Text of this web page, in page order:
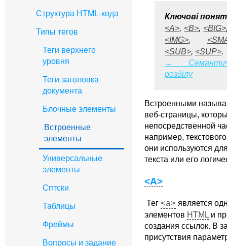
Структура HTML-кода
Типы тегов
Теги верхнего
уровня
Теги заголовка
документа
Блочные элементы
Встроенные
элементы
Универсальные
элементы
Сптски
Таблицы
Фреймы
Вопросы и задание
Ключові
<A>, <B>, <BIG>
<IMG>,
<SUB>, <SUP>.
→
розділу
Встроенными
веб-страницы,
непосредственной
например,
они используются
текста или его
<A>
Тег <a> является
элементов HTML и
создания ссылок. В
присутствия